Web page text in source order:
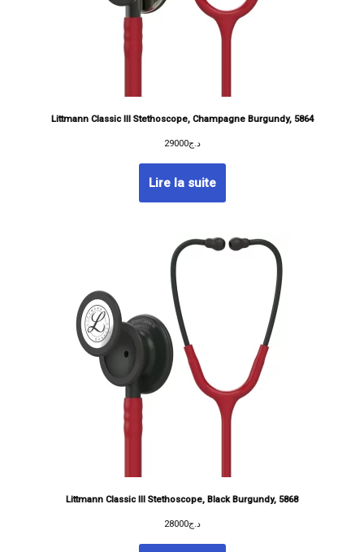
Littmann Classic III Stethoscope, Champagne Burgundy, 5864
د.ج29000
Lire la suite
Littmann Classic III Stethoscope, Black Burgundy, 5868
د.ج28000